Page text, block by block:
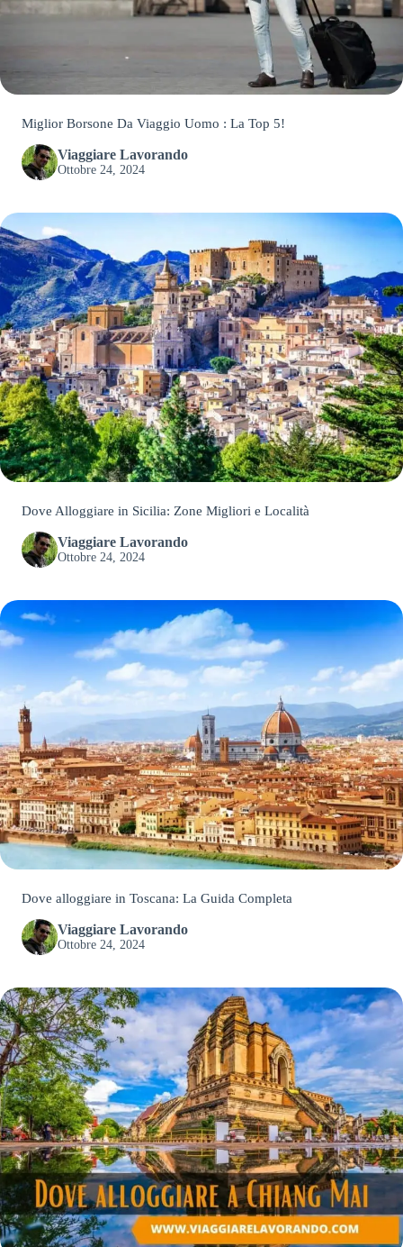
Miglior Borsone Da Viaggio Uomo : La Top 5!
Viaggiare Lavorando
Ottobre 24, 2024
Dove Alloggiare in Sicilia: Zone Migliori e Località
Viaggiare Lavorando
Ottobre 24, 2024
Dove alloggiare in Toscana: La Guida Completa
Viaggiare Lavorando
Ottobre 24, 2024